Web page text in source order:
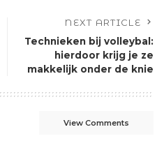
NEXT ARTICLE
Technieken bij volleybal:
hierdoor krijg je ze
makkelijk onder de knie
View Comments